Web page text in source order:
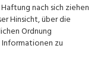
nach sich ziehen
Hinsicht, über die
Ordnung
zu